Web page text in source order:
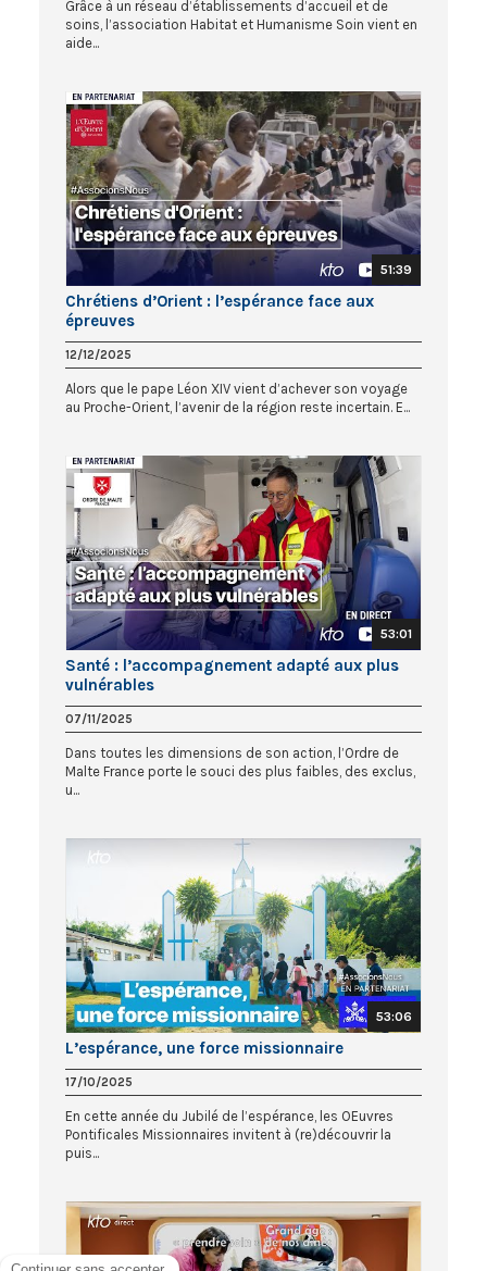
Grâce à un réseau d’établissements d’accueil et de
soins, l’association Habitat et Humanisme Soin vient en
aide...
51:39
Chrétiens d’Orient : l’espérance face aux
épreuves
12/12/2025
Alors que le pape Léon XIV vient d’achever son voyage
au Proche-Orient, l’avenir de la région reste incertain. E...
53:01
Santé : l’accompagnement adapté aux plus
vulnérables
07/11/2025
Dans toutes les dimensions de son action, l’Ordre de
Malte France porte le souci des plus faibles, des exclus,
u...
53:06
L’espérance, une force missionnaire
17/10/2025
En cette année du Jubilé de l’espérance, les OEuvres
Pontificales Missionnaires invitent à (re)découvrir la
puis...